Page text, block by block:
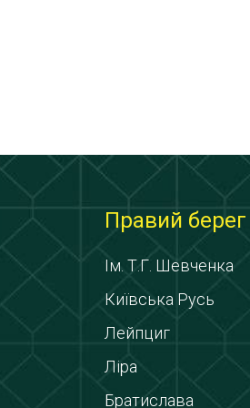
Правий берег
Ім. Т.Г. Шевченка
Київська Русь
Лейпциг
Ліра
Братислава